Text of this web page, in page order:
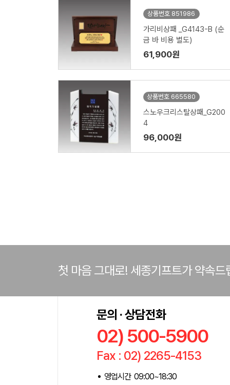
상품번호 851986
가리비상패 _G4143-B (순
금 바 비용 별도)
61,900원
상품번호 665580
스노우크리스탈상패_G200
4
96,000원
첫 마음 그대로! 세종기프트가 약속드
문의 · 상담전화
02) 500-5900
Fax : 02) 2265-4153
영업시간 09:00~18:30